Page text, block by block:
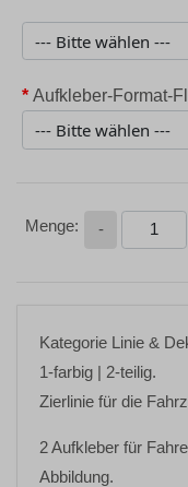
* Aufkleber-Format-
-
Kategorie Linie &
1-farbig | 2-teilig.
Zierlinie für die
2 Aufkleber für
Abbildung.